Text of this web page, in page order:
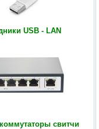
USB - LAN
свитчи